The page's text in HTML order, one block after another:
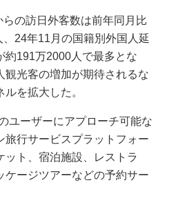
の訪日外客数は前年同月比
24年11月の国籍別外国人延
約191万2000人で最多とな
観光客の増加が期待されるな
を拡大した。
ユーザーにアプローチ可能な
旅行サービスプラットフォー
ット、宿泊施設、レストラ
ケージツアーなどの予約サー